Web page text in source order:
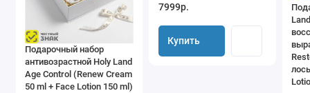
Подарочный набор
антивозрастной Holy Land
Age Control (Renew Cream
50 ml + Face Lotion 150 ml)
7999р.
Купить